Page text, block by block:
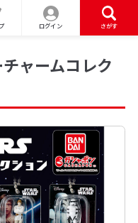
ログイン さがす
ャームコレク